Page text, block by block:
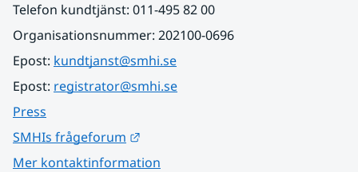
Telefon kundtjänst: 011-495 82 00
Organisationsnummer: 202100-0696
Epost: kundtjanst@smhi.se
Epost: registrator@smhi.se
Press
SMHIs frågeforum
Mer kontaktinformation